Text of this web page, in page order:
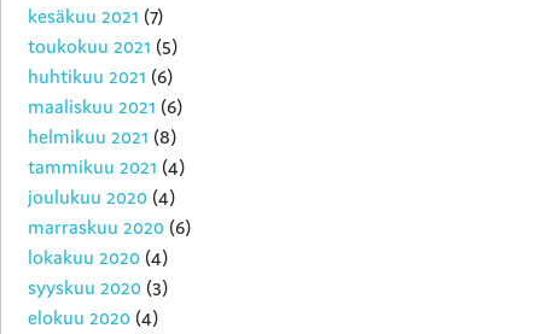
kesäkuu 2021 (7)
toukokuu 2021 (5)
huhtikuu 2021 (6)
maaliskuu 2021 (6)
helmikuu 2021 (8)
tammikuu 2021 (4)
joulukuu 2020 (4)
marraskuu 2020 (6)
lokakuu 2020 (4)
syyskuu 2020 (3)
elokuu 2020 (4)